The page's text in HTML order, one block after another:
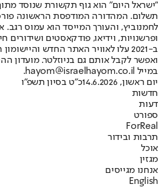
"ישראל היום" הוא גוף תקשורת שנוסד
ופרשנויות, וידיאו, פודקאסטים ושידורים
ב-2021 עלו לאוויר האתר החדש
ואפשר לקבל אותם גם בניוזלטר. מועדון
במייל hayom@israelhayom.co.il.
יום ראשון, 14.6.2026
כ"ט בסיון תשפ"ו
חדשות
דעות
ספורט
ForReal
תרבות ובידור
אוכל
מגזין
אנחנו מגייסים
English